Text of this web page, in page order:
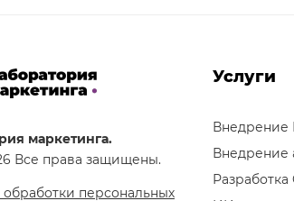
маркетинга.
Все права защищены.
персональных
Услуги
Внедрение
Внедрение
Разработка